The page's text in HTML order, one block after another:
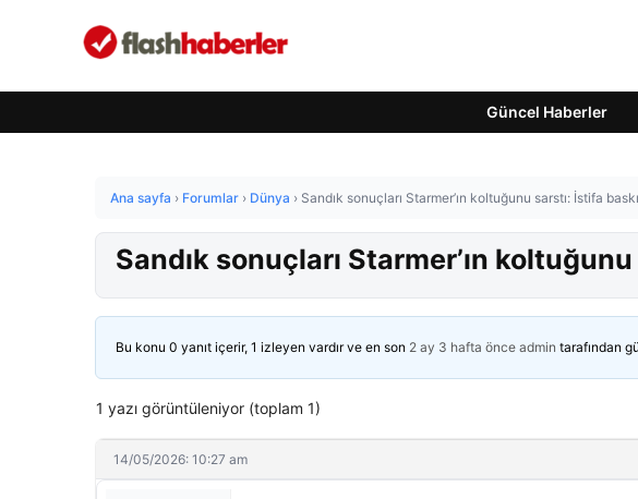
Güncel Haberler
Ana sayfa › Forumlar › Dünya › Sandık sonuçları Starmer’ın koltuğunu sarstı: İstifa
Sandık sonuçları Starmer’ın
Bu konu 0 yanıt içerir, 1 izleyen vardır ve en son 2 ay 3 hafta önce admin tarafından
1 yazı görüntüleniyor (toplam 1)
14/05/2026: 10:27 am